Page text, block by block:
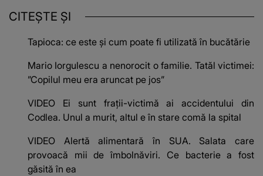
CITEȘTE ȘI
Tapioca: ce este și cum poate fi utilizată în bucătărie
Mario Iorgulescu a nenorocit o familie. Tatăl victimei:
”Copilul meu era aruncat pe jos”
VIDEO Ei sunt frații-victimă ai accidentului din
Codlea. Unul a murit, altul e în stare comă la spital
VIDEO Alertă alimentară în SUA. Salata care
provoacă mii de îmbolnăviri. Ce bacterie a fost
găsită în ea